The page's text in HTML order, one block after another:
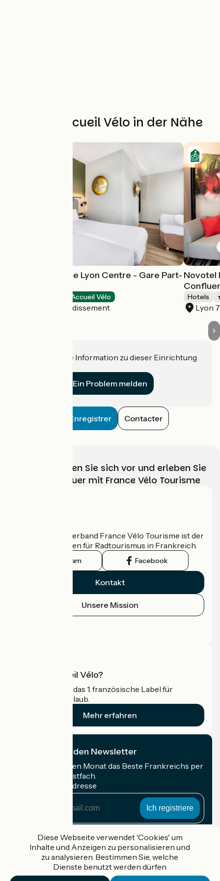
Weitere Accueil Vélo in der Nähe
Campanile Prime Lyon Centre - Gare Part-
Accueil Vélo
Lyon 3e Arrondissement
Novotel
Hotels
Lyon
Haben Sie eine Information zu dieser Einrichtung
Ein Problem melden
Enregistrer Contacter
Wählen, bereiten Sie sich vor und erleben Sie
Ihr Radabenteuer mit France Vélo Tourisme
Der nationale Verband France Vélo Tourisme ist der
offizielle Leitfaden für Radtourismus in Frankreich.
Instagram Facebook
Kontakt
Unsere Mission
Was ist Accueil Vélo?
Accueil Vélo ist das 1. französische Label für
Radfahrer im Urlaub.
Mehr erfahren
Ich abonniere den Newsletter
Erhalten Sie jeden Monat das Beste Frankreichs per
Rad in Ihrem Postfach.
Meine E-Mail-Adresse
Adresse
Gefördert im Rahmen von Destination France
Diese Webseite verwendet 'Cookies' um
Inhalte und Anzeigen zu personalisieren und
zu analysieren. Bestimmen Sie, welche
Dienste benutzt werden dürfen